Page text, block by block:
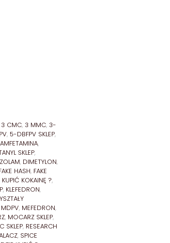
3 CMC, 3 MMC, 3-
, 5-DBFPV SKLEP,
AMFETAMINA,
SKLEP,
, DIMETYLON,
HASH, FAKE
KOKAINĘ ?,
, KLEFEDRON,
MDPV, MEFEDRON,
, MOCARZ SKLEP,
SKLEP, RESEARCH
, SPICE